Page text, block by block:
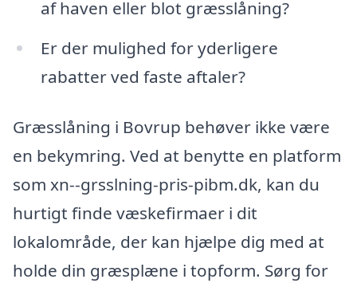
af haven eller blot græsslåning?
Er der mulighed for yderligere
rabatter ved faste aftaler?
Græsslåning i Bovrup behøver ikke være
en bekymring. Ved at benytte en platform
som xn--grsslning-pris-pibm.dk, kan du
hurtigt finde væskefirmaer i dit
lokalområde, der kan hjælpe dig med at
holde din græsplæne i topform. Sørg for